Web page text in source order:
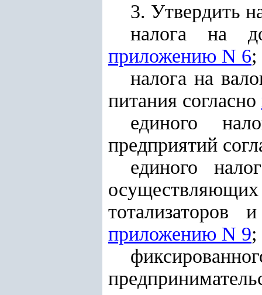
3. Утвердить
налога на
приложению N 6;
налога на
питания согласно
единого
предприятий
единого
приложению N 9;